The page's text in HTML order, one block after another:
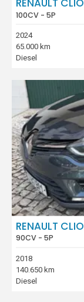
RENAULT CLIO
100CV - 5P
2024
65.000 km
Diesel
RENAULT CLIO
90CV - 5P
2018
140.650 km
Diesel